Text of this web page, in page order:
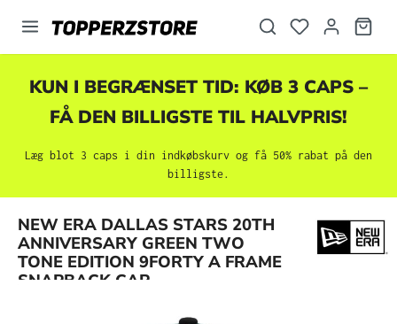
KUN I BEGRÆNSET TID: KØB 3 CAPS –
FÅ DEN BILLIGSTE TIL HALVPRIS!
Læg blot 3 caps i din indkøbskurv og få 50% rabat på den
billigste.
NEW ERA DALLAS STARS 20TH
ANNIVERSARY GREEN TWO
TONE EDITION 9FORTY A FRAME
SNAPBACK CAP
Spring over billedgalleri